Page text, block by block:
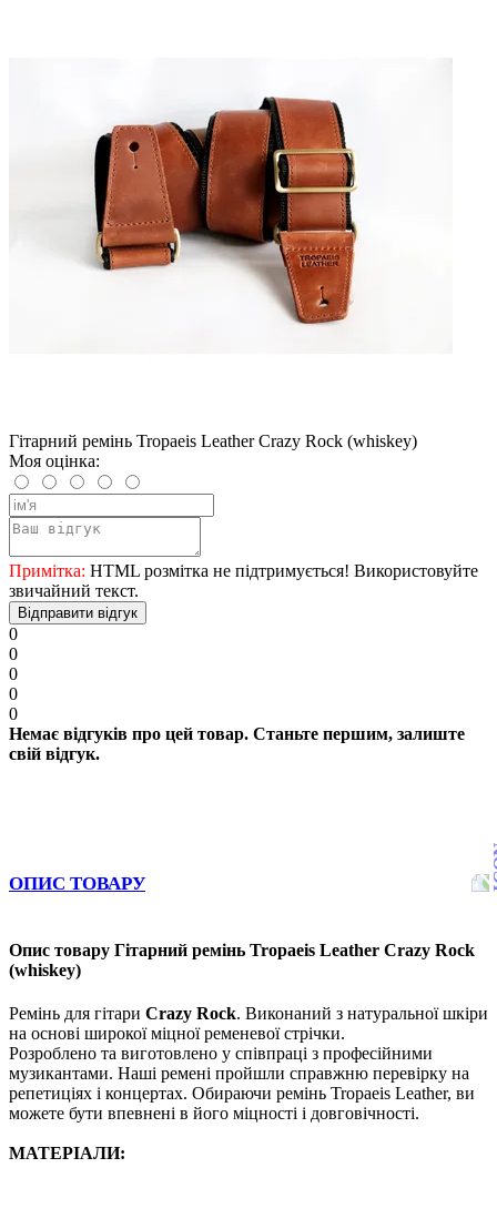
Гітарний ремінь Tropaeis Leather Crazy Rock (whiskey)
Моя оцінка:
Примітка: HTML розмітка не підтримується! Використовуйте
звичайний текст.
Відправити відгук
0
0
0
0
0
Немає відгуків про цей товар. Станьте першим, залиште
свій відгук.
ОПИС ТОВАРУ
Опис товару Гітарний ремінь Tropaeis Leather Crazy Rock
(whiskey)
Ремінь для гітари Crazy Rock. Виконаний з натуральної шкіри
на основі широкої міцної ременевої стрічки.
Розроблено та виготовлено у співпраці з професійними
музикантами. Наші ремені пройшли справжню перевірку на
репетиціях і концертах. Обираючи ремінь Tropaeis Leather, ви
можете бути впевнені в його міцності і довговічності.
МАТЕРІАЛИ: